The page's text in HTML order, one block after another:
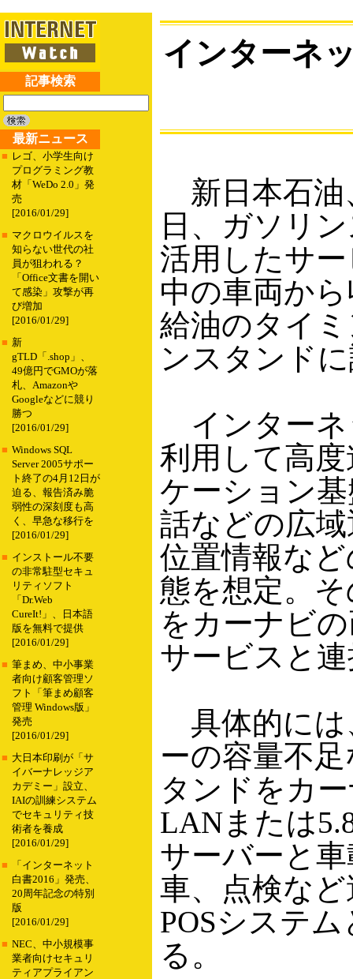
記事検索
最新ニュース
■ レゴ、小学生向け
プログラミング教
材「WeDo 2.0」発
売
[2016/01/29]
■ マクロウイルスを
知らない世代の社
員が狙われる？
「Office文書を開い
て感染」攻撃が再
び増加
[2016/01/29]
■ 新
gTLD「.shop」、
49億円でGMOが落
札、Amazonや
Googleなどに競り
勝つ
[2016/01/29]
■ Windows SQL
Server 2005サポー
ト終了の4月12日が
迫る、報告済み脆
弱性の深刻度も高
く、早急な移行を
[2016/01/29]
■ インストール不要
の非常駐型セキュ
リティソフト
「Dr.Web
CureIt!」、日本語
版を無料で提供
[2016/01/29]
■ 筆まめ、中小事業
者向け顧客管理ソ
フト「筆まめ顧客
管理 Windows版」
発売
[2016/01/29]
■ 大日本印刷が「サ
イバーナレッジア
カデミー」設立、
IAIの訓練システム
でセキュリティ技
術者を養成
[2016/01/29]
■
「インターネット
白書2016」発売、
20周年記念の特別
版
[2016/01/29]
■ NEC、中小規模事
業者向けセキュリ
ティアプライアン
インターネ
新日本石油
日、ガソリ
活用したサ
中の車両か
給油のタイ
ンスタンド
インターネ
利用して高
ケーション
話などの広
位置情報な
態を想定。
をカーナビ
サービスと
具体的には
ーの容量不
タンドをカ
LANまたは
サーバーと
車、点検な
POSシステ
る。